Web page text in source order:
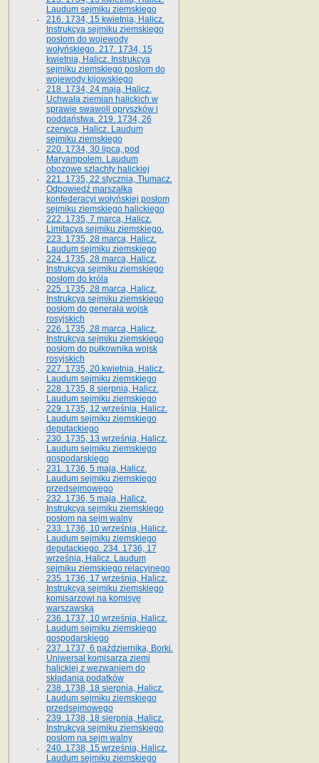
Laudum sejmiku ziemskiego
216. 1734, 15 kwietnia, Halicz.
Instrukcya sejmiku ziemskiego
posłom do wojewody
wołyńskiego. 217. 1734, 15
kwietnia, Halicz. Instrukcya
sejmiku ziemskiego posłom do
wojewody kijowskiego
218. 1734, 24 maja, Halicz.
Uchwała ziemian halickich w
sprawie swawoli opryszków i
poddaństwa. 219. 1734, 26
czerwca, Halicz. Laudum
sejmiku ziemskiego
220. 1734, 30 lipca, pod
Maryampolem. Laudum
obozowe szlachty halickiej
221. 1735, 22 stycznia, Tłumacz.
Odpowiedź marszałka
konfederacyi wołyńskiej posłom
sejmiku ziemskiego halickiego
222. 1735, 7 marca, Halicz.
Limitacya sejmiku ziemskiego.
223. 1735, 28 marca, Halicz.
Laudum sejmiku ziemskiego
224. 1735, 28 marca, Halicz.
Instrukcya sejmiku ziemskiego
posłom do króla
225. 1735, 28 marca, Halicz.
Instrukcya sejmiku ziemskiego
posłom do generała wojsk
rosyjskich
226. 1735, 28 marca, Halicz.
Instrukcya sejmiku ziemskiego
posłom do pułkownika wojsk
rosyjskich
227. 1735, 20 kwietnia, Halicz.
Laudum sejmiku ziemskiego
228. 1735, 8 sierpnia, Halicz.
Laudum sejmiku ziemskiego
229. 1735, 12 września, Halicz.
Laudum sejmiku ziemskiego
deputackiego
230. 1735, 13 września, Halicz.
Laudum sejmiku ziemskiego
gospodarskiego
231. 1736, 5 maja, Halicz.
Laudum sejmiku ziemskiego
przedsejmowego
232. 1736, 5 maja, Halicz.
Instrukcya sejmiku ziemskiego
posłom na sejm walny
233. 1736, 10 września, Halicz.
Laudum sejmiku ziemskiego
deputackiego. 234. 1736, 17
września, Halicz. Laudum
sejmiku ziemskiego relacyjnego
235. 1736, 17 września, Halicz.
Instrukcya sejmiku ziemskiego
komisarzowi na komisyę
warszawską
236. 1737, 10 września, Halicz.
Laudum sejmiku ziemskiego
gospodarskiego
237. 1737, 6 października, Borki.
Uniwersał komisarza ziemi
halickiej z wezwaniem do
składania podatków
238. 1738, 18 sierpnia, Halicz.
Laudum sejmiku ziemskiego
przedsejmowego
239. 1738, 18 sierpnia, Halicz.
Instrukcya sejmiku ziemskiego
posłom na sejm walny
240. 1738, 15 września, Halicz.
Laudum sejmiku ziemskiego